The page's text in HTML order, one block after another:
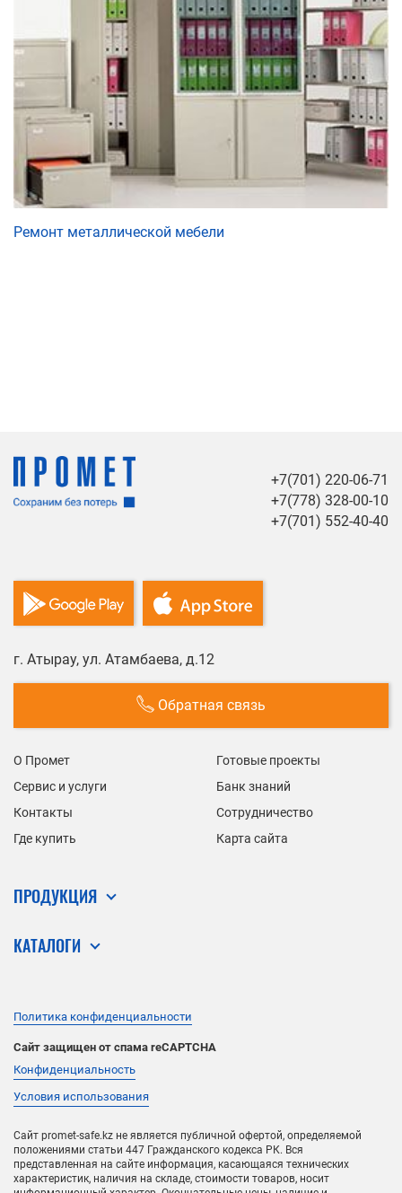
Ремонт металлической мебели
+7(701) 220-06-71
+7(778) 328-00-10
+7(701) 552-40-40
г. Атырау, ул. Атамбаева, д.12
Обратная связь
О Промет
Готовые проекты
Сервис и услуги
Банк знаний
Контакты
Сотрудничество
Где купить
Карта сайта
ПРОДУКЦИЯ
КАТАЛОГИ
Политика конфиденциальности
Сайт защищен от спама reCAPTCHA
Конфиденциальность
Условия использования
Сайт promet-safe.kz не является публичной офертой, определяемой
положениями статьи 447 Гражданского кодекса РК. Вся
представленная на сайте информация, касающаяся технических
характеристик, наличия на складе, стоимости товаров, носит